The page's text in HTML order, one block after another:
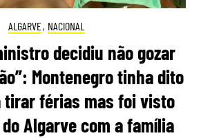
ALGARVE, NACIONAL
decidiu não gozar
Montenegro tinha dito
tirar férias mas foi visto
Algarve com a família